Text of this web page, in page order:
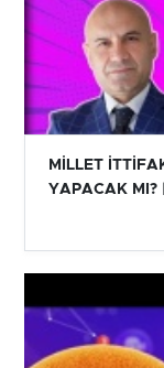
MİLLET
YAPACAK MI?